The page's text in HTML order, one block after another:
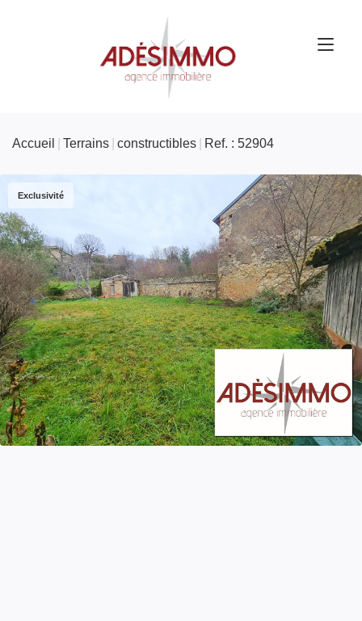
Accueil Terrains constructibles Ref. : 52904
Exclusivité